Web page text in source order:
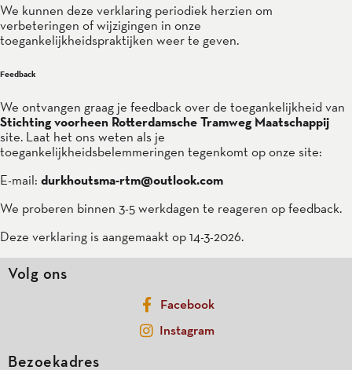
We kunnen deze verklaring periodiek herzien om
verbeteringen of wijzigingen in onze
toegankelijkheidspraktijken weer te geven.
Feedback
We ontvangen graag je feedback over de toegankelijkheid van
Stichting voorheen Rotterdamsche Tramweg Maatschappij
site. Laat het ons weten als je
toegankelijkheidsbelemmeringen tegenkomt op onze site:
E-mail: durkhoutsma-rtm@outlook.com
We proberen binnen 3-5 werkdagen te reageren op feedback.
Deze verklaring is aangemaakt op 14-3-2026.
Volg ons
Facebook
Instagram
Bezoekadres